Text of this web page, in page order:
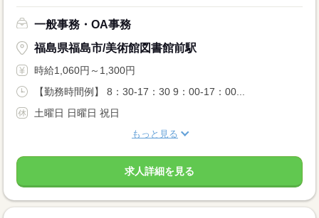
一般事務・OA事務
福島県福島市/美術館図書館前駅
時給1,060円～1,300円
【勤務時間例】 8：30-17：30 9：00-17：00...
土曜日 日曜日 祝日
もっと見る
求人詳細を見る